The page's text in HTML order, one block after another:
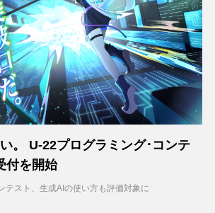
。 U-22プログラミング･コンテ
付を開始
テスト、生成AIの使い方も評価対象に